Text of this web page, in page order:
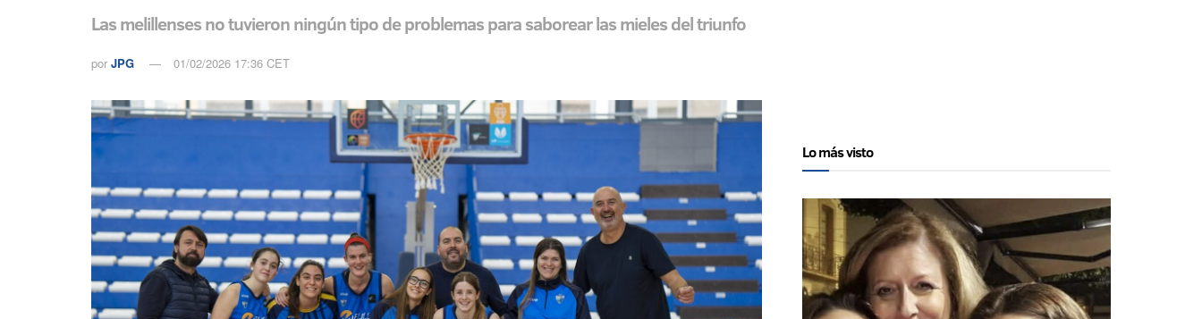
Las melillenses no tuvieron ningún tipo de problemas para saborear las mieles del triunfo
por JPG 01/02/2026 17:36 CET
Lo más visto